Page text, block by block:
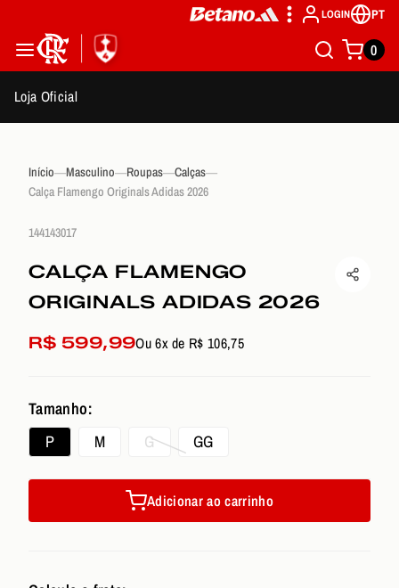
LOGIN PT
0
Loja Oficial
Início Masculino Roupas
Calças
Calça Flamengo Originals Adidas 2026
144143017
CALÇA FLAMENGO
ORIGINALS ADIDAS 2026
R$ 599,99Ou 6x de R$ 106,75
Tamanho:
P
M G GG
Adicionar ao carrinho